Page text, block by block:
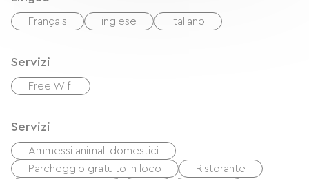
Français inglese Italiano
Servizi
Free Wifi
Servizi
Ammessi animali domestici
Parcheggio gratuito in loco
Ristorante